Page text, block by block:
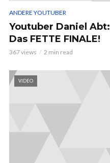
ANDERE YOUTUBER
Youtuber Daniel
Das FETTE FINALE!
367 views 2 min read
VIDEO